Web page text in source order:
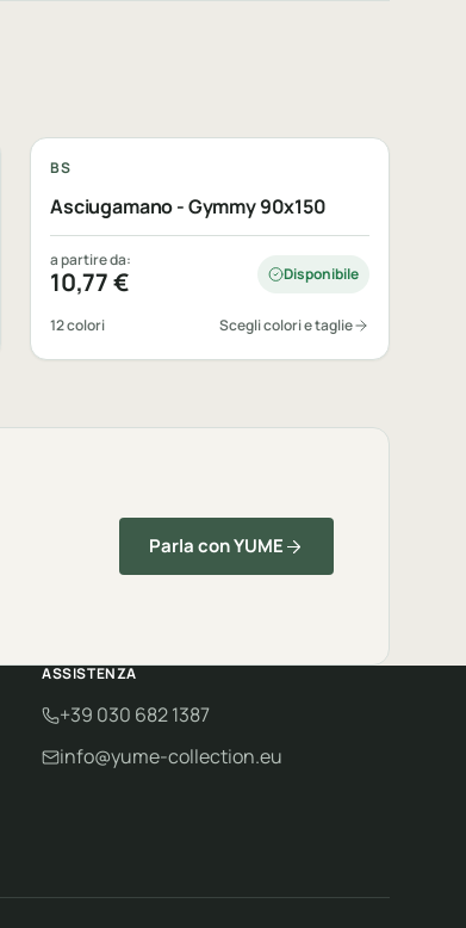
BS
Asciugamano - Gymmy 90x150
a partire da:
10,77€ Disponibile
12 colori Scegli colori e taglie
Parla con YUME
ASSISTENZA
+39 030 682 1387
info@yume-collection.eu